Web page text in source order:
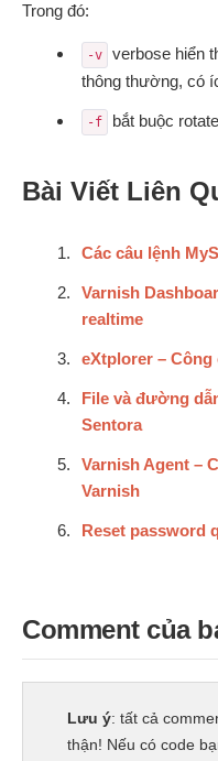
Trong đó:
-v
verbose hiển
thông thường, có
-f bắt buộc
Bài Viết Liên
Các câu lệnh
Varnish
realtime
eXtplorer – Công
File và đường
Sentora
Varnish Agent –
Varnish
Reset password
Comment của
Lưu ý: tất cả
thận! Nếu có code